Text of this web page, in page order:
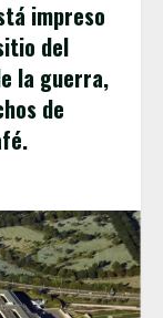
impreso
del
la guerra,
de